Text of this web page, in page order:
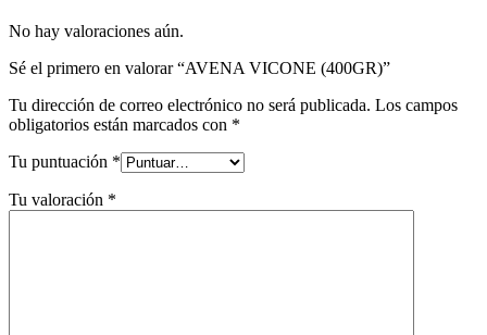
No hay valoraciones aún.
Sé el primero en valorar “AVENA VICONE (400GR)”
Tu dirección de correo electrónico no será publicada. Los campos
obligatorios están marcados con *
Tu puntuación *
Tu valoración *